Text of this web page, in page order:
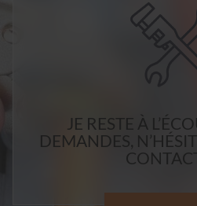
JE RESTE À
DEMANDES,